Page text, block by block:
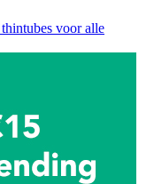
voor alle